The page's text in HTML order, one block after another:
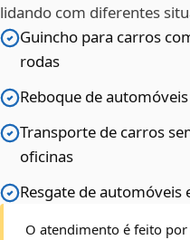
lidando com diferentes
Guincho para carros
rodas
Reboque de
Transporte de carros
oficinas
Resgate de automóveis
O atendimento é feito